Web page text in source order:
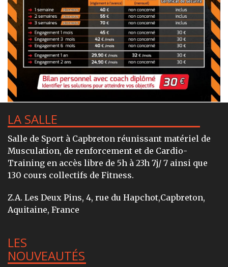
LA SALLE
Salle de Sport à Capbreton réunissant matériel de
Musculation, de renforcement et de Cardio-
Training en accès libre de 5h à 23h 7j/ 7 ainsi que
130 cours collectifs de Fitness.
Z.A. Les Deux Pins, 4, rue du Hapchot,Capbreton,
Aquitaine, France
LES
NOUVEAUTÉS